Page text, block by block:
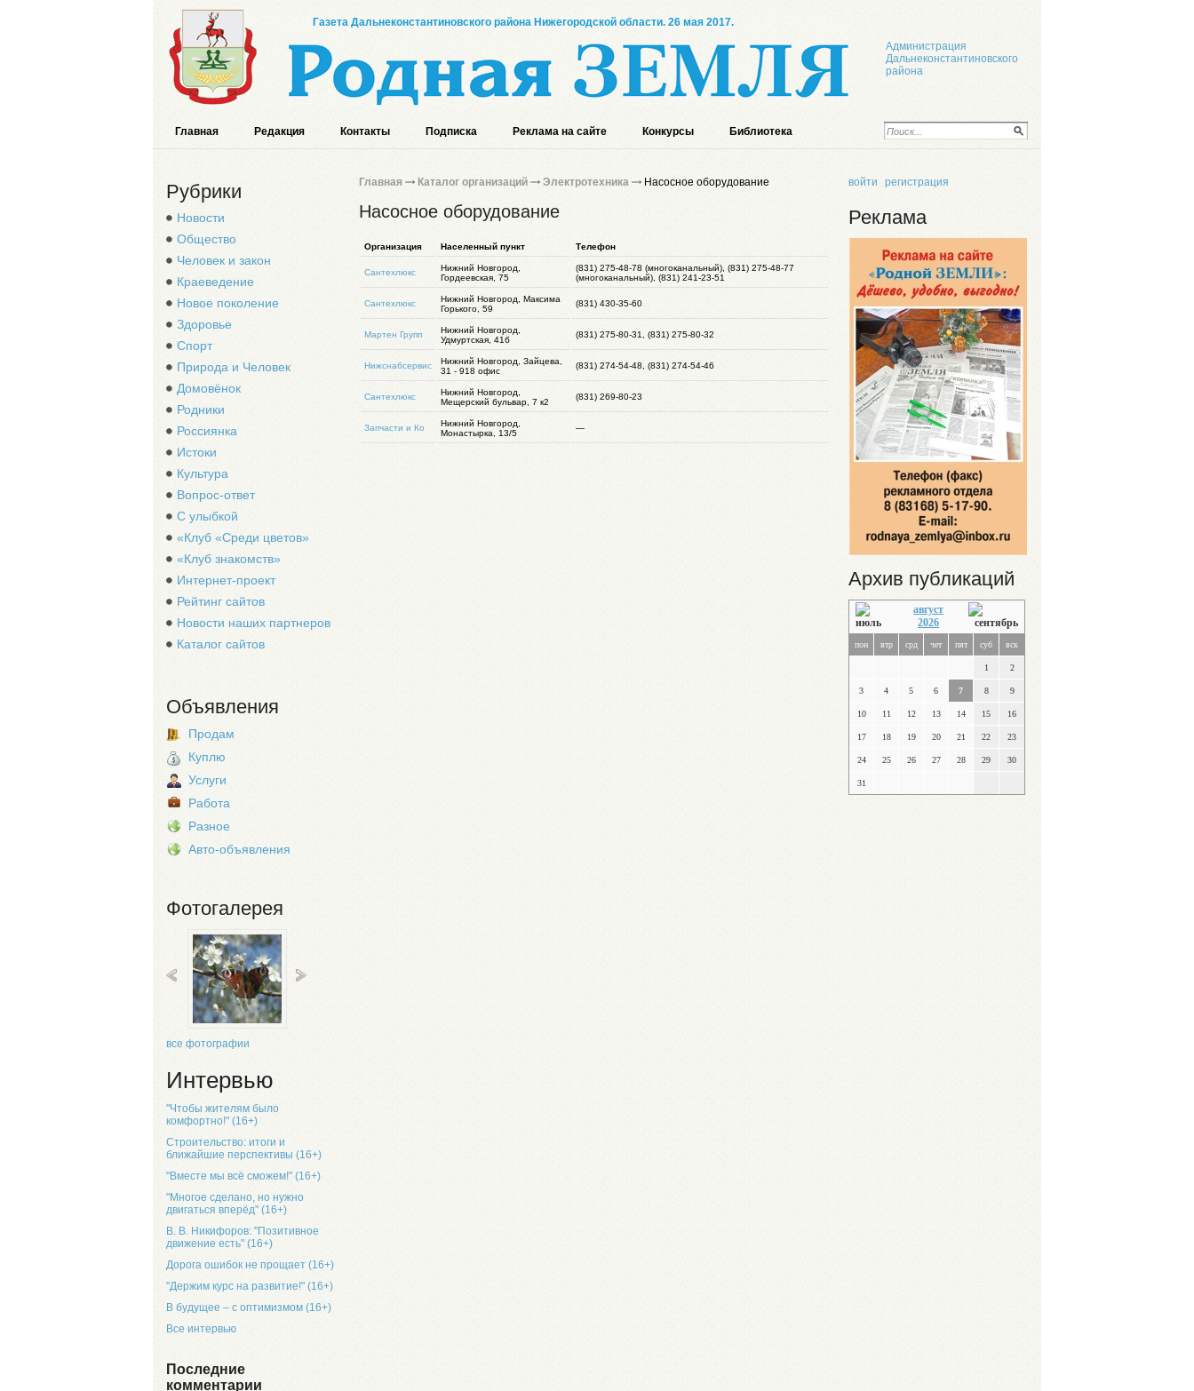
Газета Дальнеконстантиновского района Нижегородской области. 26 мая 2017.
Администрация
Дальнеконстантиновского
района
Главная Редакция Контакты Подписка Реклама на сайте Конкурсы Библиотека
Рубрики
Новости
Общество
Человек и закон
Краеведение
Новое поколение
Здоровье
Спорт
Природа и Человек
Домовёнок
Родники
Россиянка
Истоки
Культура
Вопрос-ответ
С улыбкой
«Клуб «Среди цветов»
«Клуб знакомств»
Интернет-проект
Рейтинг сайтов
Новости наших партнеров
Каталог сайтов
Объявления
Продам
Куплю
Услуги
Работа
Разное
Авто-объявления
Фотогалерея
все фотографии
Интервью
"Чтобы жителям было
комфортно!" (16+)
Строительство: итоги и
ближайшие перспективы (16+)
"Вместе мы всё сможем!" (16+)
"Многое сделано, но нужно
двигаться вперёд" (16+)
В. В. Никифоров: "Позитивное
движение есть" (16+)
Дорога ошибок не прощает (16+)
"Держим курс на развитие!" (16+)
В будущее – с оптимизмом (16+)
Все интервью
Последние
комментарии
Главная Каталог организаций Электротехника Насосное оборудование
Насосное оборудование
Организация Населенный пункт Телефон
Сантехлюкс
Нижний Новгород,
Гордеевская, 75
(831) 275-48-78 (многоканальный), (831) 275-48-77
(многоканальный), (831) 241-23-51
Сантехлюкс
Нижний Новгород, Максима
Горького, 59
(831) 430-35-60
Мартен Групп
Нижний Новгород,
Удмуртская, 41б
(831) 275-80-31, (831) 275-80-32
Нижснабсервис
Нижний Новгород, Зайцева,
31 - 918 офис
(831) 274-54-48, (831) 274-54-46
Сантехлюкс
Нижний Новгород,
Мещерский бульвар, 7 к2
(831) 269-80-23
Запчасти и Ко
Нижний Новгород,
Монастырка, 13/5
—
войти регистрация
Реклама
Архив публикаций
август
2026
пон втр срд чет пят суб вск
1 2
3 4 5 6 7 8 9
10 11 12 13 14 15 16
17 18 19 20 21 22 23
24 25 26 27 28 29 30
31